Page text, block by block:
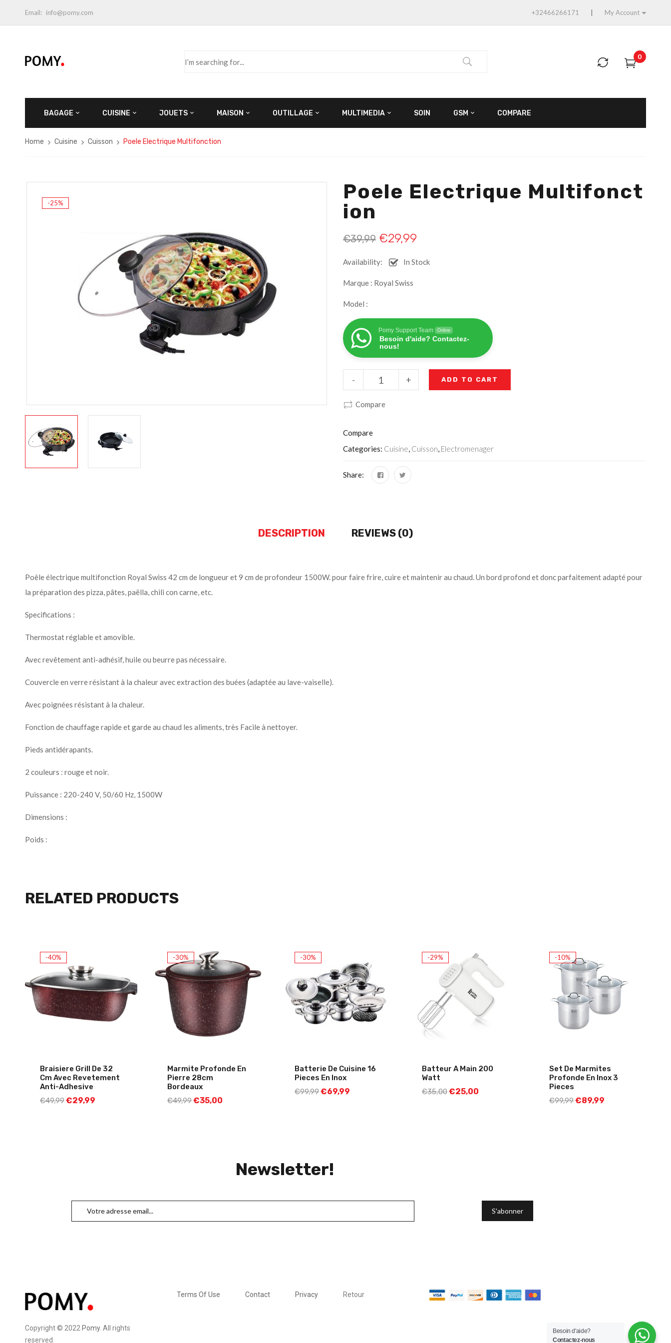
Email: info@pomy.com +32466266171 My Account
0
BAGAGE CUISINE JOUETS MAISON OUTILLAGE MULTIMEDIA SOIN GSM COMPARE
Home Cuisine Cuisson Poele Electrique Multifonction
-25%
Poele Electrique Multifonct
Ion
€39,99 €29,99
Availability: In Stock
Marque : Royal Swiss
Model :
Pomy Support Team Online
Besoin d'aide? Contactez-
nous!
+
- ADD TO CART
Compare
Compare
Categories: Cuisine, Cuisson, Electromenager
Share:
DESCRIPTION REVIEWS (0)
Poêle électrique multifonction Royal Swiss 42 cm de longueur et 9 cm de profondeur 1500W. pour faire frire, cuire et maintenir au chaud. Un bord profond et donc parfaitement adapté pour
la préparation des pizza, pâtes, paëlla, chili con carne, etc.
Specifications :
Thermostat réglable et amovible.
Avec revêtement anti-adhésif, huile ou beurre pas nécessaire.
Couvercle en verre résistant à la chaleur avec extraction des buées (adaptée au lave-vaiselle).
Avec poignées résistant à la chaleur.
Fonction de chauffage rapide et garde au chaud les aliments, très Facile à nettoyer.
Pieds antidérapants.
2 couleurs : rouge et noir.
Puissance : 220-240 V, 50/60 Hz, 1500W
Dimensions :
Poids :
RELATED PRODUCTS
-40%
Braisiere Grill De 32
Cm Avec Revetement
Anti-Adhesive
€49,99€29,99
-30%
Marmite Profonde En
Pierre 28cm
Bordeaux
€49,99€35,00
-30%
Batterie De Cuisine 16
Pieces En Inox
€99,99€69,99
-29%
Batteur A Main 200
Watt
€35,00€25,00
-10%
Set De Marmites
Profonde En Inox 3
Pieces
€99,99€89,99
Newsletter!
Copyright © 2022 Pomy. All rights
reserved.
Terms Of Use Contact Privacy Retour
Besoin d'aide?
Contactez-nous